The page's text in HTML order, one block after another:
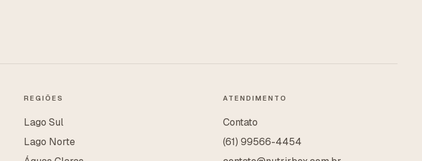
REGIÕES
Lago Sul
Lago Norte
ATENDIMENTO
Contato
(61) 99566-4454